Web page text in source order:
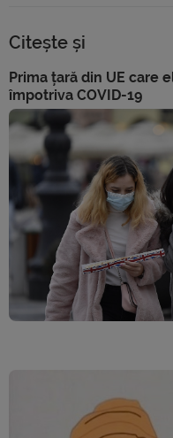
Citește și
Prima țară din UE care
împotriva COVID-19